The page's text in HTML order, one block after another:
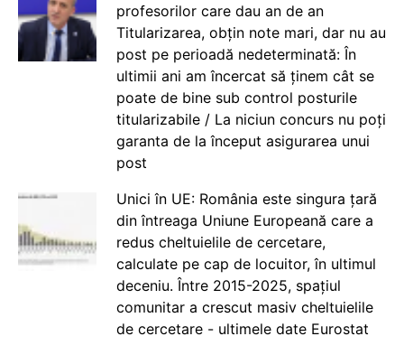
profesorilor care dau an de an
Titularizarea, obțin note mari, dar nu au
post pe perioadă nedeterminată: În
ultimii ani am încercat să ținem cât se
poate de bine sub control posturile
titularizabile / La niciun concurs nu poți
garanta de la început asigurarea unui
post
Unici în UE: România este singura țară
din întreaga Uniune Europeană care a
redus cheltuielile de cercetare,
calculate pe cap de locuitor, în ultimul
deceniu. Între 2015-2025, spațiul
comunitar a crescut masiv cheltuielile
de cercetare - ultimele date Eurostat